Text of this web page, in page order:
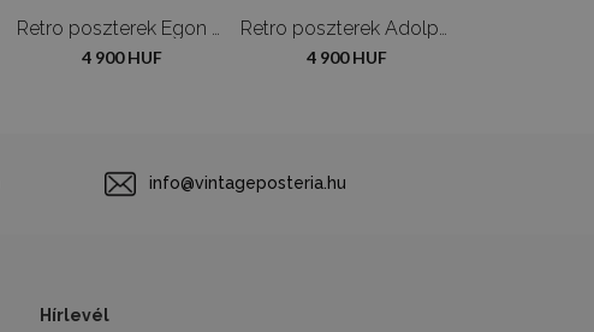
4 900 HUF 4 900 HUF
info@vintageposteria.hu
Hírlevél